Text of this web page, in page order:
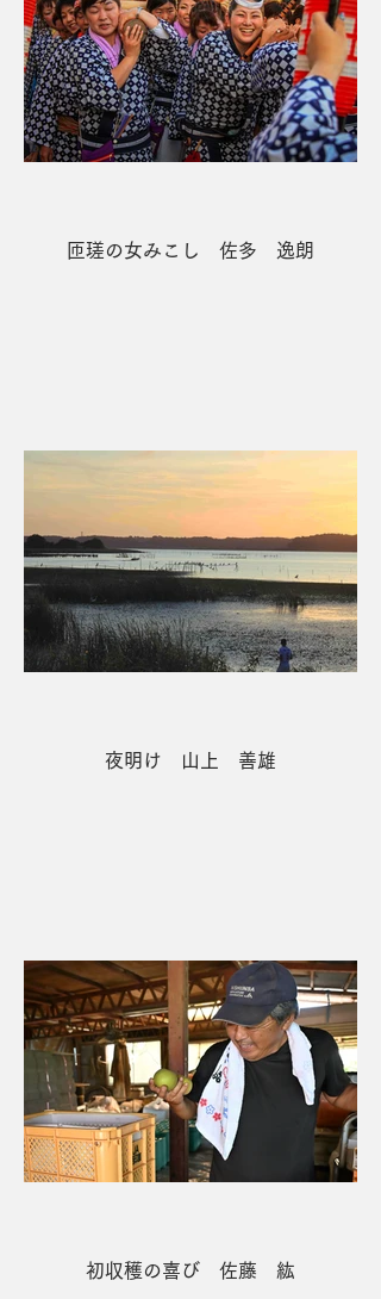
2席 銚子君ケ浜の朝焼け 小林岩
3席 シャチからの暑中見舞い 佐
多 逸朗
匝瑳の女みこし 佐多 逸朗
夜明け 山上 善雄
初収穫の喜び 佐藤 紘